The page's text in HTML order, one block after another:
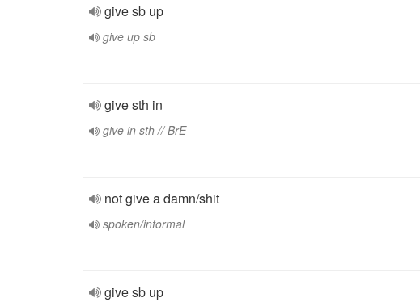
give sb up
give up sb
give sth in
give in sth // BrE
not give a damn/shit
spoken/informal
give sb up